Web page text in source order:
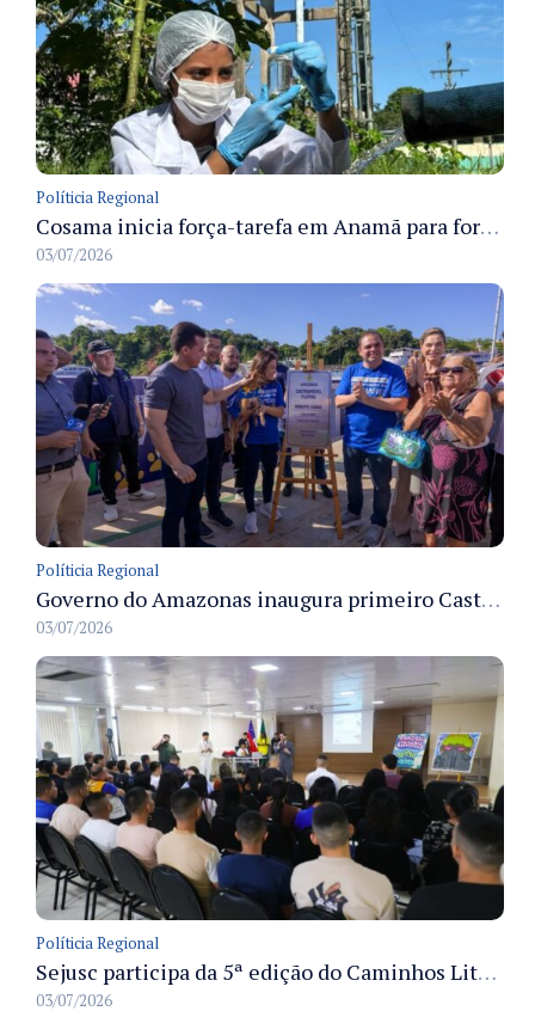
Políticia Regional
Cosama inicia força-tarefa em Anamã para fortalecer abastecimento de água e segurança hídrica da população
03/07/2026
Políticia Regional
Governo do Amazonas inaugura primeiro Castramóvel Fluvial para atendimento veterinário às comunidades ribeirinhas e castração gratuita
03/07/2026
Políticia Regional
Sejusc participa da 5ª edição do Caminhos Literários com foco na cultura hip-hop nas unidades socioeducativas
03/07/2026